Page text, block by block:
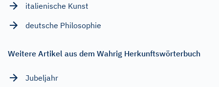
italienische Kunst
deutsche Philosophie
Weitere Artikel aus dem Wahrig Herkunftswörterbuch
Jubeljahr